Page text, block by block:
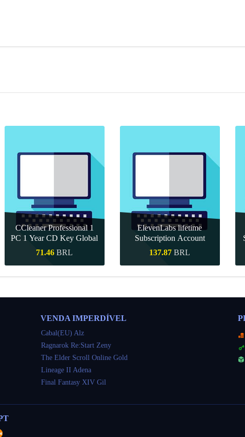
CCleaner Professional 1
PC 1 Year CD Key Global
71.46 BRL
Compra rápida
ElevenLabs lifetime
Subscription Account
137.87 BRL
Compra rápida
VENDA IMPERDÍVEL
Cabal(EU) Alz
Ragnarok Re:Start Zeny
The Elder Scroll Online Gold
Lineage II Adena
Final Fantasy XIV Gil